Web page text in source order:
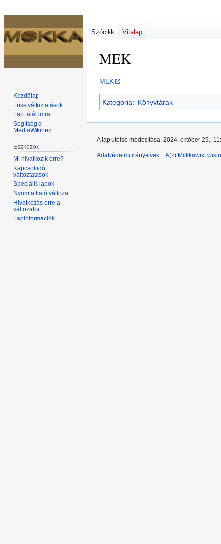
MEK
Ugrás
a
navigációhoz
Ugrás
a
kereséshez
MEK
Kategória: Könyvtárak
Szócikk Vitalap
Kezdőlap
Friss változtatások
Lap találomra
Segítség a
MediaWikihez
Eszközök
Mi hivatkozik erre?
Kapcsolódó
változtatások
Speciális lapok
Nyomtatható változat
Hivatkozás erre a
változatra
Lapinformációk
A lap utolsó módosítása: 2024. október 29.,
Adatvédelmi irányelvek A(z) Mokkawiki